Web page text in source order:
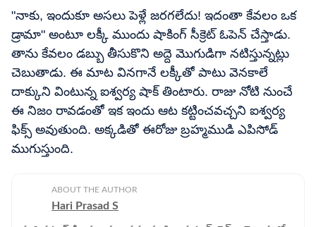
"నాకు, ఇందుకూ అసలు పెళ్లే జరగలేదు! ఇదంతా కేవలం ఒక
డ్రామా" అంటూ లక్కీ ముందు షాకింగ్ సీక్రెట్ ఓపెన్ చేస్తాడు.
తాను కేవలం డబ్బు తీసుకొని అద్దె మొగుడిగా నటిస్తున్నట్లు
చెబుతాడు. ఈ మాట వినగానే లక్కీతో పాటు వెనకాలే
దాక్కుని వింటున్న ఐశ్వర్య షాక్ తింటారు. రాజు నోటి నుంచే
ఈ నిజం రావడంతో ఇక ఇందు ఆట కట్టించవచ్చని ఐశ్వర్య
ఫిక్స్ అవుతుంది. అక్కడితో ఈరోజు బ్రహ్మముడి ఎపిసోడ్
ముగుస్తుంది.
ABOUT THE AUTHOR
Hari Prasad S